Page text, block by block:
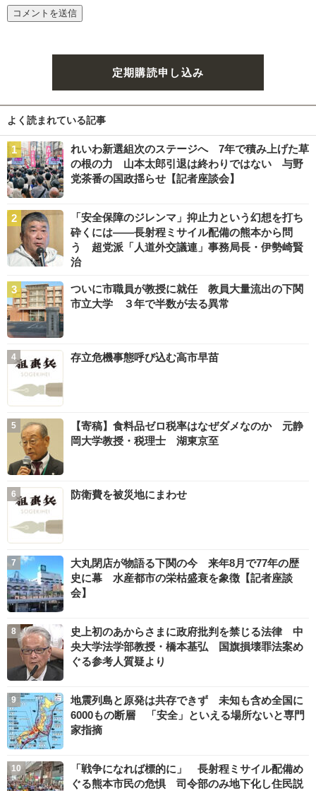
定期購読申し込み
よく読まれている記事
れいわ新選組次のステージへ 7年で積み上げた草
の根の力 山本太郎引退は終わりではない 与野
党茶番の国政揺らせ【記者座談会】
「安全保障のジレンマ」抑止力という幻想を打ち
砕くには――長射程ミサイル配備の熊本から問
う 超党派「人道外交議連」事務局長・伊勢崎賢
治
ついに市職員が教授に就任 教員大量流出の下関
市立大学 ３年で半数が去る異常
存立危機事態呼び込む高市早苗
【寄稿】食料品ゼロ税率はなぜダメなのか 元静
岡大学教授・税理士 湖東京至
防衛費を被災地にまわせ
大丸閉店が物語る下関の今 来年8月で77年の歴
史に幕 水産都市の栄枯盛衰を象徴【記者座談
会】
史上初のあからさまに政府批判を禁じる法律 中
央大学法学部教授・橋本基弘 国旗損壊罪法案め
ぐる参考人質疑より
地震列島と原発は共存できず 未知も含め全国に
6000もの断層 「安全」といえる場所ないと専門
家指摘
「戦争になれば標的に」 長射程ミサイル配備め
ぐる熊本市民の危惧 司令部のみ地下化し住民説